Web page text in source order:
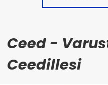
Ceed -
Ceedillesi